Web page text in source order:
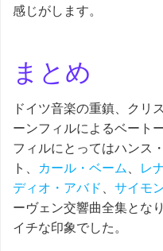
感じがします。
まとめ
ドイツ音楽の重鎮、クリ
ーンフィルによるベート
フィルにとってはハンス
ト、 カール・ベーム、 レ
ディオ・アバド、 サイモ
ーヴェン交響曲全集とな
イチな印象でした。